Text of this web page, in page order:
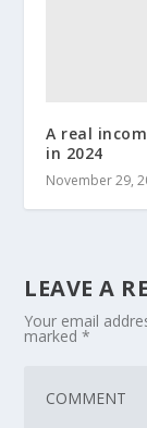
A real
in 2024
November 29,
LEAVE A
Your email
marked*